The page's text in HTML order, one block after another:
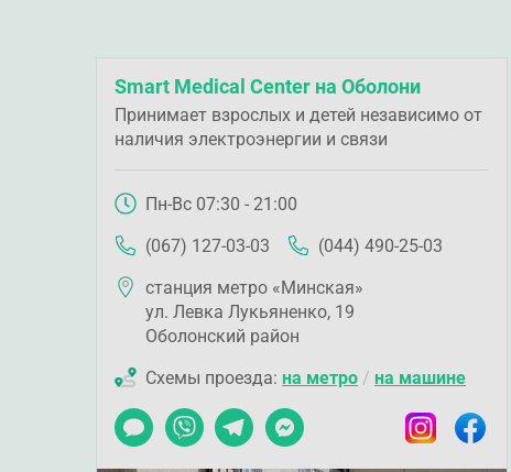
Smart Medical Center на Оболони
Принимает взрослых и детей независимо от
наличия электроэнергии и связи
Пн-Вс 07:30 - 21:00
(067) 127-03-03
(044) 490-25-03
станция метро «Минская»
ул. Левка Лукьяненко, 19
Оболонский район
Схемы проезда: на метро / на машине
Чат Viber TelegramMessenger InstagramFacebook